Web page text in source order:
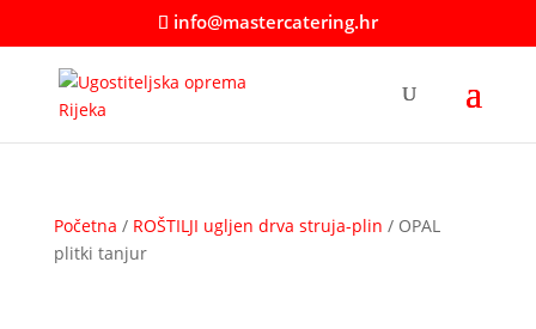
info@mastercatering.hr
Početna / ROŠTILJI ugljen drva struja-plin / OPAL
plitki tanjur